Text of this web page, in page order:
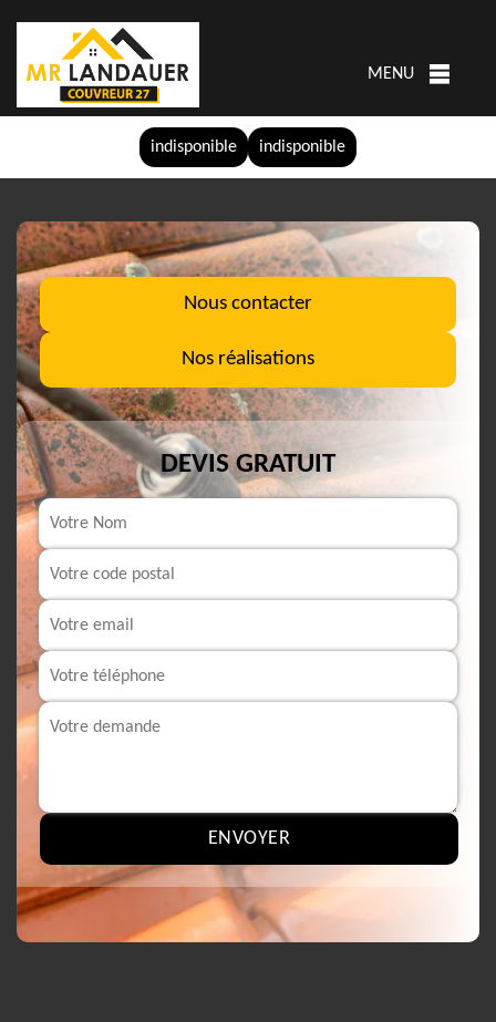
indisponible indisponible
MENU
Nous contacter
Nos réalisations
DEVIS GRATUIT